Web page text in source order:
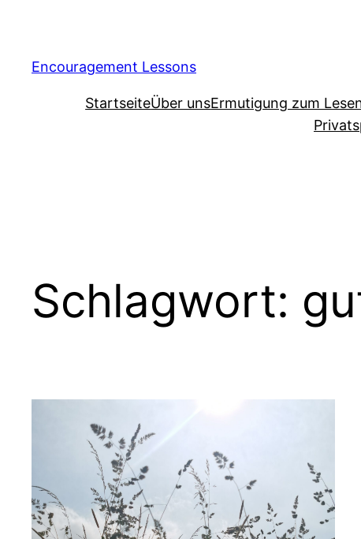
Encouragement Lessons
StartseiteÜber unsErmutigung zum
Schlagwort: